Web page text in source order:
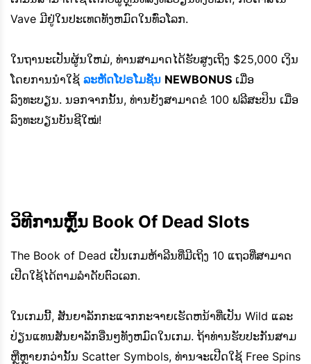
Vave ມີຢູ່ໃນປະເທດທັງຫມົດໃນທົ່ວໂລກ.
ໃນ​ຖາ​ນະ​ເປັນ​ຜູ້ນ​ໃຫມ່​, ທ່ານ​ສາ​ມາດ​ໄດ້​ຮັບ​ສູງ​ເຖິງ $25,000 ເງິນ​
ໂດຍ​ການ​ນໍາ​ໃຊ້​ ລະຫັດໂປຣໂມຊັນ NEWBONUS ເມື່ອ
ລົງທະບຽນ. ນອກຈາກນັ້ນ, ທ່ານຍັງສາມາດຂໍ 100 ຟລີສະປິນ ເມື່ອ
ລົງທະບຽນບັນຊີໃໝ່!
ວິທີການຫຼິ້ນ Book Of Dead Slots
The Book of Dead ເປັນເກມຫ້າລີນທີ່ມີເຖິງ 10 ແຖວທີ່ສາມາດ
ເປີດໃຊ້ໄດ້ຕາມລໍາດັບຕົວເລກ.
ໃນເກມນີ້, ສັນຍາລັກກະແຈກກະຈາຍເຮັດຫນ້າທີ່ເປັນ Wild ແລະ
ປ່ຽນແທນສັນຍາລັກອື່ນໆທັງຫມົດໃນເກມ. ຖ້າທ່ານຮັບປະກັນສາມ
ຫຼືຫຼາຍກວ່ານັ້ນ Scatter Symbols, ທ່ານຈະເປີດໃຊ້ Free Spins